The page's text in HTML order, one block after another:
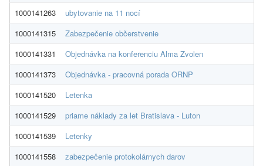
1000141263
ubytovanie na 11 nocí
1000141315
Zabezpečenie občerstvenie
1000141331
Objednávka na konferenciu Alma Zvolen
1000141373
Objednávka - pracovná porada ORNP
1000141520
Letenka
1000141529
priame náklady za let Bratislava - Luton
1000141539
Letenky
1000141558
zabezpečenie protokolárnych darov